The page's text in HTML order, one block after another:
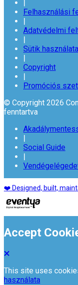
|
Felhasználási
|
Adatvédelmi
|
Sütik használata
|
Copyright
|
Promóciós
© Copyright 2026
fenntartva
|
Social Guide
|
❤️ Designed, built,
Accept
This site uses
használata